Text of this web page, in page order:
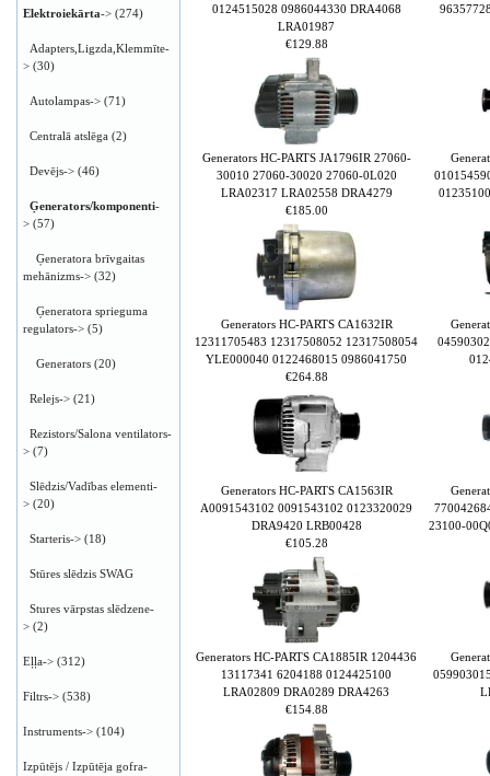
0124515028 0986044330 DRA4068
LRA01987
€129.88
Generators HC-PARTS JA1796IR 27060-
30010 27060-30020 27060-0L020
LRA02317 LRA02558 DRA4279
€185.00
Generators HC-PARTS CA1632IR
12311705483 12317508052 12317508054
YLE000040 0122468015 0986041750
€264.88
Generators HC-PARTS CA1563IR
A0091543102 0091543102 0123320029
DRA9420 LRB00428
€105.28
23100-
Generators HC-PARTS CA1885IR 1204436
13117341 6204188 0124425100
LRA02809 DRA0289 DRA4263
€154.88
Elektroiekārta-> (274)
Adapters,Ligzda,Klemmīte-
> (30)
Autolampas-> (71)
Centralā atslēga (2)
Devējs-> (46)
Ģenerators/komponenti-
> (57)
Ģeneratora brīvgaitas
mehānizms-> (32)
Ģeneratora sprieguma
regulators-> (5)
Generators (20)
Relejs-> (21)
Rezistors/Salona ventilators-
> (7)
Slēdzis/Vadības elementi-
> (20)
Starteris-> (18)
Stūres slēdzis SWAG
Stures vārpstas slēdzene-
> (2)
Eļļa-> (312)
Filtrs-> (538)
Instruments-> (104)
Izpūtējs / Izpūtēja gofra-